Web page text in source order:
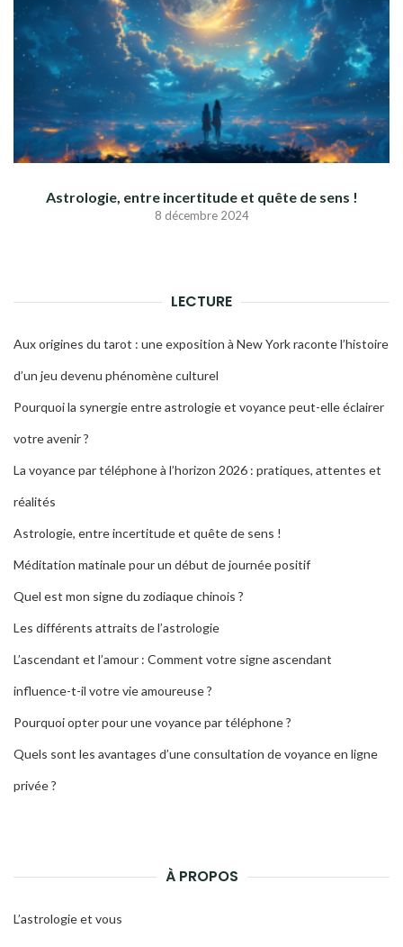
Astrologie, entre incertitude et quête de sens !
8 décembre 2024
LECTURE
Aux origines du tarot : une exposition à New York raconte l’histoire
d’un jeu devenu phénomène culturel
Pourquoi la synergie entre astrologie et voyance peut-elle éclairer
votre avenir ?
La voyance par téléphone à l’horizon 2026 : pratiques, attentes et
réalités
Astrologie, entre incertitude et quête de sens !
Méditation matinale pour un début de journée positif
Quel est mon signe du zodiaque chinois ?
Les différents attraits de l’astrologie
L’ascendant et l’amour : Comment votre signe ascendant
influence-t-il votre vie amoureuse ?
Pourquoi opter pour une voyance par téléphone ?
Quels sont les avantages d’une consultation de voyance en ligne
privée ?
À PROPOS
L’astrologie et vous